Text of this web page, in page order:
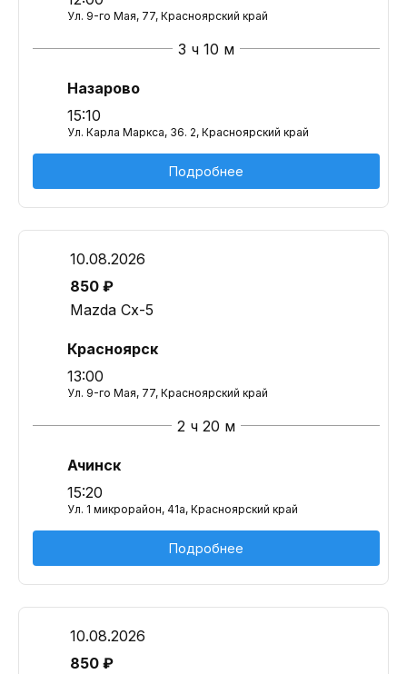
Ул. 9-го Мая, 77, Красноярский край
3 ч 10 м
Назарово
15:10
Ул. Карла Маркса, 36. 2, Красноярский край
Подробнее
10.08.2026
850 ₽
Mazda Cx-5
Красноярск
13:00
Ул. 9-го Мая, 77, Красноярский край
2 ч 20 м
Ачинск
15:20
Ул. 1 микрорайон, 41а, Красноярский край
Подробнее
10.08.2026
850 ₽